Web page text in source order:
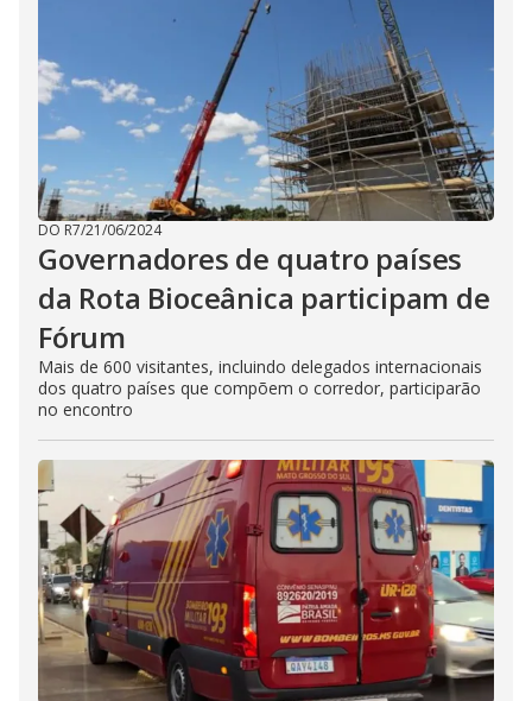
DO R7/21/06/2024
Governadores de quatro países
da Rota Bioceânica participam de
Fórum
Mais de 600 visitantes, incluindo delegados internacionais
dos quatro países que compõem o corredor, participarão
no encontro